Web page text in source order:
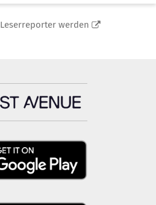
Leserreporter werden